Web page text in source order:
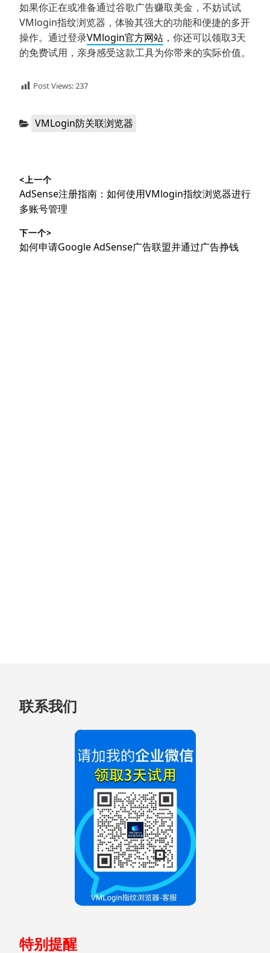
如果你正在或准备通过谷歌广告赚取美金，不妨试试
VMlogin指纹浏览器，体验其强大的功能和便捷的多开
操作。通过登录VMlogin官方网站 ，你还可以领取3天
的免费试用，亲身感受这款工具为你带来的实际价值。
Post Views:237
分 VMLogin防关联浏览器
章
导
航
<上一个
上
篇
章：
AdSense注册指南：如何使用VMlogin指纹浏览器进行
多账号管理
下一个>
下
如何申请Google AdSense广告联盟并通过广告挣钱
至
联系我们
特别提醒